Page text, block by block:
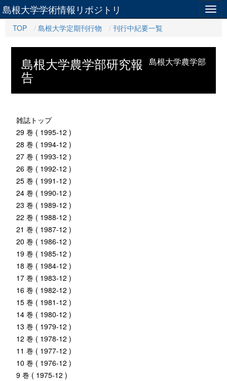
島根大学学術情報リポジトリ
TOP 島根大学定期刊行物 刊行中紀要一覧
島根大学農学部
島根大学農学部研究報
告
雑誌トップ
29 巻 ( 1995-12 )
28 巻 ( 1994-12 )
27 巻 ( 1993-12 )
26 巻 ( 1992-12 )
25 巻 ( 1991-12 )
24 巻 ( 1990-12 )
23 巻 ( 1989-12 )
22 巻 ( 1988-12 )
21 巻 ( 1987-12 )
20 巻 ( 1986-12 )
19 巻 ( 1985-12 )
18 巻 ( 1984-12 )
17 巻 ( 1983-12 )
16 巻 ( 1982-12 )
15 巻 ( 1981-12 )
14 巻 ( 1980-12 )
13 巻 ( 1979-12 )
12 巻 ( 1978-12 )
11 巻 ( 1977-12 )
10 巻 ( 1976-12 )
9 巻 ( 1975-12 )